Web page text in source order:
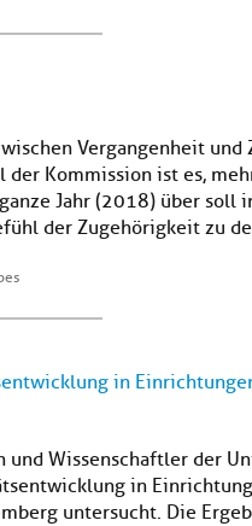
Vergangenheit und
der Kommission ist es,
Jahr (2018) über soll
der Zugehörigkeit zu
in
und Wissenschaftler der
in
untersucht. Die